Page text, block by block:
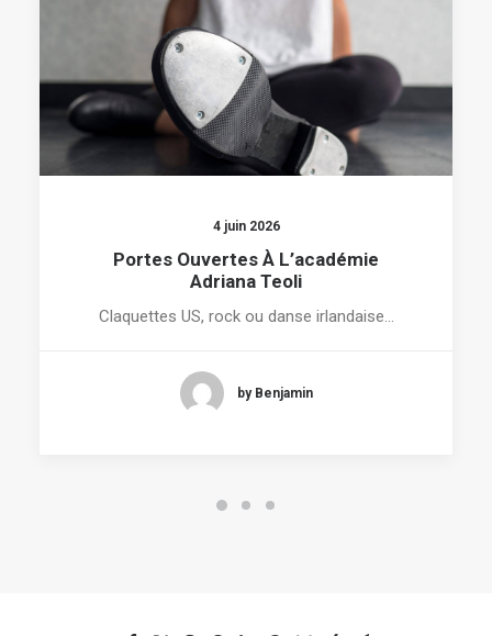
4 juin 2026
Portes Ouvertes À L’académie
Adriana Teoli
Claquettes US, rock ou danse irlandaise…
by Benjamin